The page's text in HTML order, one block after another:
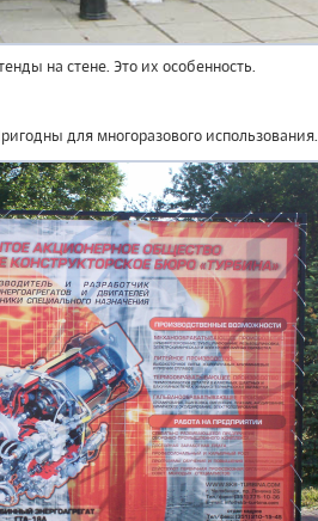
на стене. Это их особенность.
для многоразового использования.